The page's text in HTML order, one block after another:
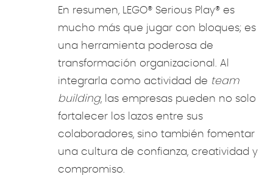
En resumen, LEGO® Serious Play® es
mucho más que jugar con bloques; es
una herramienta poderosa de
transformación organizacional. Al
integrarla como actividad de team
building, las empresas pueden no solo
fortalecer los lazos entre sus
colaboradores, sino también fomentar
una cultura de confianza, creatividad y
compromiso.